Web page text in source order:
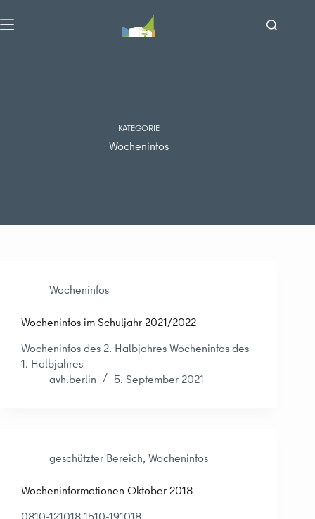
Inhalt
KATEGORIE
Wocheninfos
Wocheninfos
Wocheninfos im Schuljahr 2021/2022
Wocheninfos des 2. Halbjahres Wocheninfos des
1. Halbjahres
avh.berlin
5. September 2021
geschützter Bereich, Wocheninfos
Wocheninformationen Oktober 2018
0810-121018 1510-191018